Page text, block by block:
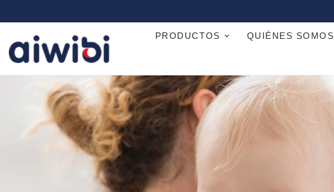
PRODUCTOS QUIÉNES SOMOS